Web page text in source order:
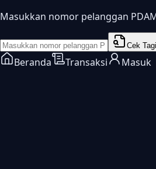
Masukkan nomor pelanggan
Cek
Beranda Transaksi Masuk